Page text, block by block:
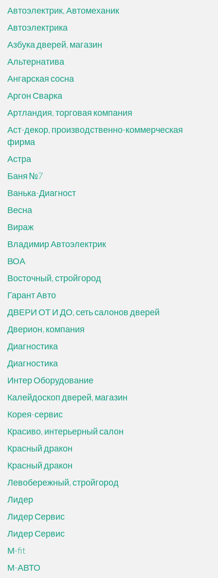
Автоэлектрик, Автомеханик
Автоэлектрика
Азбука дверей, магазин
Альтернатива
Ангарская сосна
Аргон Сварка
Артландия, торговая компания
Аст-декор, производственно-коммерческая
фирма
Астра
Баня №7
Ванька-Диагност
Весна
Вираж
Владимир Автоэлектрик
ВОА
Восточный, стройгород
Гарант Авто
ДВЕРИ ОТ И ДО, сеть салонов дверей
Дверион, компания
Диагностика
Диагностика
Интер Оборудование
Калейдоскоп дверей, магазин
Корея-сервис
Красиво, интерьерный салон
Красный дракон
Красный дракон
Левобережный, стройгород
Лидер
Лидер Сервис
Лидер Сервис
М-fit
М-АВТО